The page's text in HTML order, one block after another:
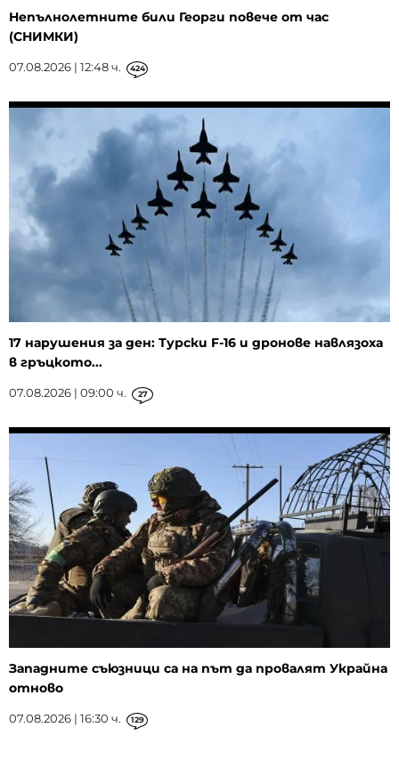
Непълнолетните били Георги повече от час
(СНИМКИ)
07.08.2026 | 12:48 ч. 424
17 нарушения за ден: Турски F-16 и дронове навлязоха
в гръцкото...
07.08.2026 | 09:00 ч. 27
Западните съюзници са на път да провалят Украйна
отново
07.08.2026 | 16:30 ч. 129